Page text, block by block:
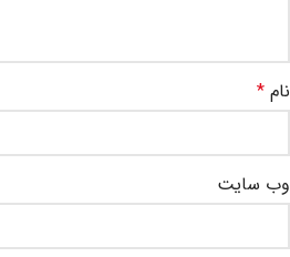
نام *
وب‌ سایت